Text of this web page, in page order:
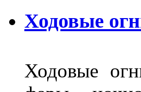
Ходовые
Ходовые